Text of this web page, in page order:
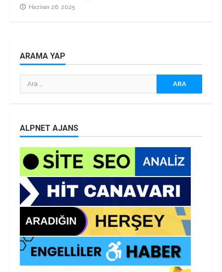
Haziran 26, 2025
ARAMA YAP
Arama:
ALPNET AJANS